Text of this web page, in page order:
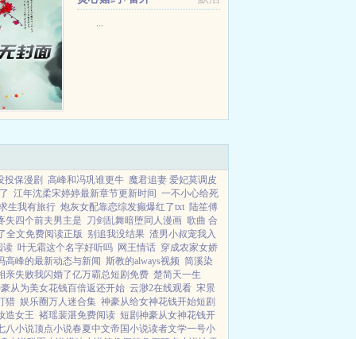
...
投保漫剧 高峰和冯巩谁更牛 魔君追妻 爱妃莫调皮
江年沈柔宋婷婷最新章节更新时间 一不小心给死
生我有旅行 炮灰女配靠恋综发癫爆红了txt 陆笙傅
失四个前夫男主是 刀剑乱舞暗堕同人漫画 歌曲 合
全文免费阅读正版 别追我没结果 渣男小叔宠我入
读 叶无霜这个名字好听吗 网王情话 穿成农家女娇
高峰的最新动态与新闻 斯教的always视频 简溪染
亲失败我闪婚了亿万霸总短剧免费 楚简天一生
从为美女花钱百倍返还开始 云渺2在线观看 宋景
猎 娱乐圈万人迷合集 神豪从给女神花钱开始短剧
造女王 褚瑶裴湛免费阅读 短剧神豪从女神花钱开
八小说顶点小说春夏中文帝国小说读者文学一号小